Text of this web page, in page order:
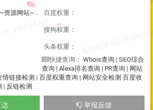
网站~社区论坛 百度权重：
搜狗权重：
头条权重：
快捷查询： Whois查询 | SEO综合
查询 | Alexa排名查询 | PR查询 | 网站
情链接检测 | 百度权重查询 | 网站安全检测 百度收
| 反链检测
达 举报反馈